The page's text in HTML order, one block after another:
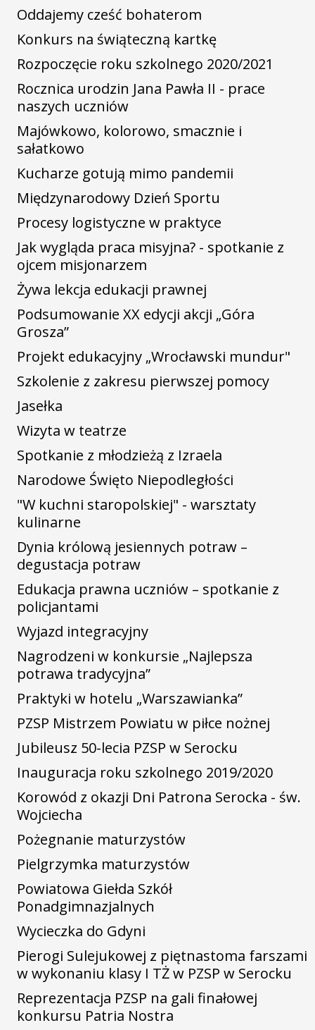
Oddajemy cześć bohaterom
Konkurs na świąteczną kartkę
Rozpoczęcie roku szkolnego 2020/2021
Rocznica urodzin Jana Pawła II - prace
naszych uczniów
Majówkowo, kolorowo, smacznie i
sałatkowo
Kucharze gotują mimo pandemii
Międzynarodowy Dzień Sportu
Procesy logistyczne w praktyce
Jak wygląda praca misyjna? - spotkanie z
ojcem misjonarzem
Żywa lekcja edukacji prawnej
Podsumowanie XX edycji akcji „Góra
Grosza”
Projekt edukacyjny „Wrocławski mundur"
Szkolenie z zakresu pierwszej pomocy
Jasełka
Wizyta w teatrze
Spotkanie z młodzieżą z Izraela
Narodowe Święto Niepodległości
"W kuchni staropolskiej" - warsztaty
kulinarne
Dynia królową jesiennych potraw –
degustacja potraw
Edukacja prawna uczniów – spotkanie z
policjantami
Wyjazd integracyjny
Nagrodzeni w konkursie „Najlepsza
potrawa tradycyjna”
Praktyki w hotelu „Warszawianka”
PZSP Mistrzem Powiatu w piłce nożnej
Jubileusz 50-lecia PZSP w Serocku
Inauguracja roku szkolnego 2019/2020
Korowód z okazji Dni Patrona Serocka - św.
Wojciecha
Pożegnanie maturzystów
Pielgrzymka maturzystów
Powiatowa Giełda Szkół
Ponadgimnazjalnych
Wycieczka do Gdyni
Pierogi Sulejukowej z piętnastoma farszami
w wykonaniu klasy I TŻ w PZSP w Serocku
Reprezentacja PZSP na gali finałowej
konkursu Patria Nostra